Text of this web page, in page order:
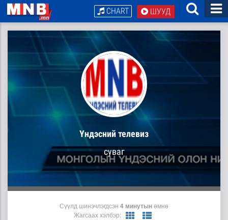
ШУУД
CHART
Yндэсний телевиз
суваг
Сүүлд шинэчлэгдсэн 4 минутынөмнө
Жагсаах хэлбэр: